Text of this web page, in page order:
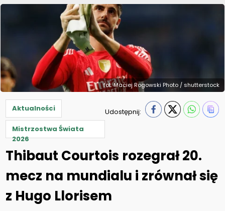
fot. Maciej Rogowski Photo / shutterstock
Aktualności
Mistrzostwa Świata
2026
Udostępnij:
Thibaut Courtois rozegrał 20.
mecz na mundialu i zrównał się
z Hugo Llorisem